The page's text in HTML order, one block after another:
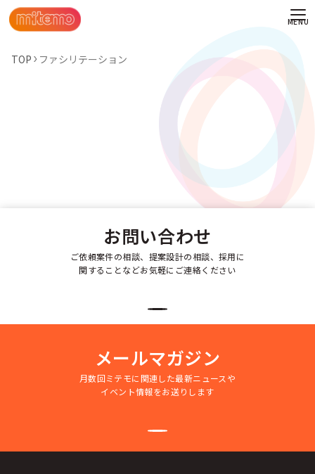
ー
TOP ファシリテーション
お問い合わせ
ご依頼案件の相談、提案設計の相談、採用に
関することなどお気軽にご連絡ください
メールマガジン
月数回ミテモに関連した最新ニュースや
イベント情報をお送りします